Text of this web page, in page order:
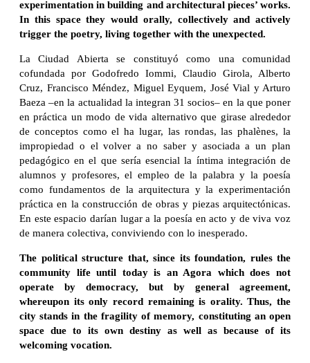
experimentation in building and architectural pieces’ works.
In this space they would orally, collectively and actively
trigger the poetry, living together with the unexpected.
La Ciudad Abierta se constituyó como una comunidad
cofundada por Godofredo Iommi, Claudio Girola, Alberto
Cruz, Francisco Méndez, Miguel Eyquem, José Vial y Arturo
Baeza –en la actualidad la integran 31 socios– en la que poner
en práctica un modo de vida alternativo que girase alrededor
de conceptos como el ha lugar, las rondas, las phalènes, la
impropiedad o el volver a no saber y asociada a un plan
pedagógico en el que sería esencial la íntima integración de
alumnos y profesores, el empleo de la palabra y la poesía
como fundamentos de la arquitectura y la experimentación
práctica en la construcción de obras y piezas arquitectónicas.
En este espacio darían lugar a la poesía en acto y de viva voz
de manera colectiva, conviviendo con lo inesperado.
The political structure that, since its foundation, rules the
community life until today is an Agora which does not
operate by democracy, but by general agreement,
whereupon its only record remaining is orality. Thus, the
city stands in the fragility of memory, constituting an open
space due to its own destiny as well as because of its
welcoming vocation.